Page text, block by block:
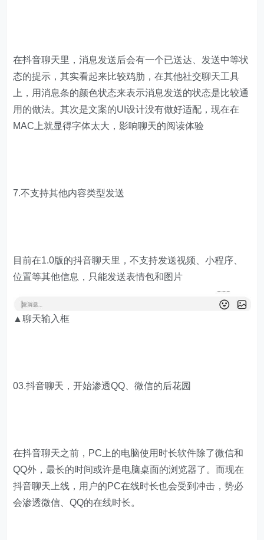
在抖音聊天里，消息发送后会有一个已送达、发送中等状
态的提示，其实看起来比较鸡肋，在其他社交聊天工具
上，用消息条的颜色状态来表示消息发送的状态是比较通
用的做法。其次是文案的UI设计没有做好适配，现在在
MAC上就显得字体太大，影响聊天的阅读体验
7.不支持其他内容类型发送
目前在1.0版的抖音聊天里，不支持发送视频、小程序、
位置等其他信息，只能发送表情包和图片
▲聊天输入框
03.抖音聊天，开始渗透QQ、微信的后花园
在抖音聊天之前，PC上的电脑使用时长软件除了微信和
QQ外，最长的时间或许是电脑桌面的浏览器了。而现在
抖音聊天上线，用户的PC在线时长也会受到冲击，势必
会渗透微信、QQ的在线时长。